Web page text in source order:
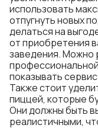
использовать
отпугнуть новых
делаться на
от приобретения
заведения. Можно
показывать
Также стоит
пиццей, которые
Они должны быть
реалистичными,